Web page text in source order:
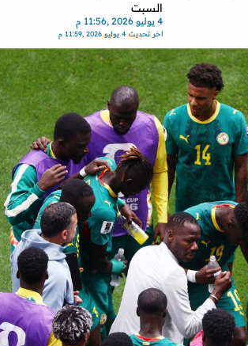
السبت
4 يوليو 2026 ,11:56 م
اخر تحديث 4 يوليو 2026 ,11:59 م